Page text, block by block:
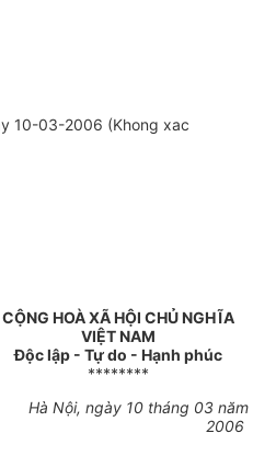
10-03-2006 (Khong xac
CỘNG HOÀ XÃ HỘI CHỦ NGHĨA
VIỆT NAM
Độc lập - Tự do - Hạnh phúc
********
Hà Nội, ngày 10 tháng 03 năm
2006